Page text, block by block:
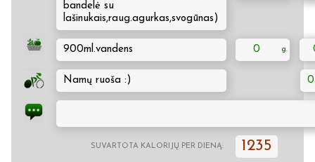
bandelė su
lašinukais,raug.agurkas,svogūnas)
900ml.vandens 0
Namų ruoša :) 0
SUVARTOTA KALORIJŲ PER DIENĄ: 1235